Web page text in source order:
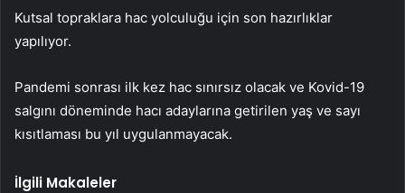
Kutsal topraklara hac yolculuğu için son hazırlıklar
yapılıyor.
Pandemi sonrası ilk kez hac sınırsız olacak ve Kovid-19
salgını döneminde hacı adaylarına getirilen yaş ve sayı
kısıtlaması bu yıl uygulanmayacak.
İlgili Makaleler